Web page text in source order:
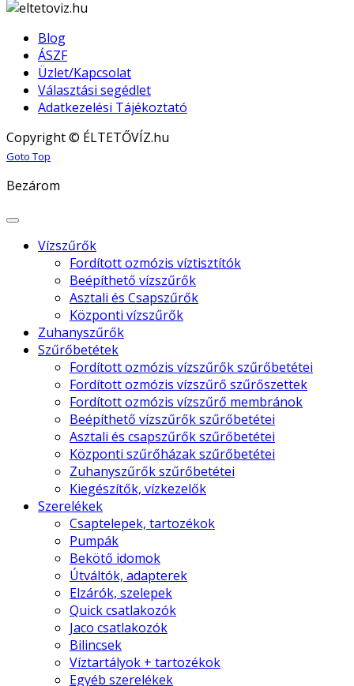
Blog
ÁSZF
Üzlet/Kapcsolat
Választási segédlet
Adatkezelési Tájékoztató
Copyright © ÉLTETŐVÍZ.hu
Joomla! 3 Templates
Goto Top
Bezárom
Vízszűrők
Fordított ozmózis víztisztítók
Beépíthető vízszűrők
Asztali és Csapszűrők
Központi vízszűrők
Zuhanyszűrők
Szűrőbetétek
Fordított ozmózis vízszűrők szűrőbetétei
Fordított ozmózis vízszűrő szűrőszettek
Fordított ozmózis vízszűrő membránok
Beépíthető vízszűrők szűrőbetétei
Asztali és csapszűrők szűrőbetétei
Központi szűrőházak szűrőbetétei
Zuhanyszűrők szűrőbetétei
Kiegészítők, vízkezelők
Szerelékek
Csaptelepek, tartozékok
Pumpák
Bekötő idomok
Útváltók, adapterek
Elzárók, szelepek
Quick csatlakozók
Jaco csatlakozók
Bilincsek
Víztartályok + tartozékok
Egyéb szerelékek